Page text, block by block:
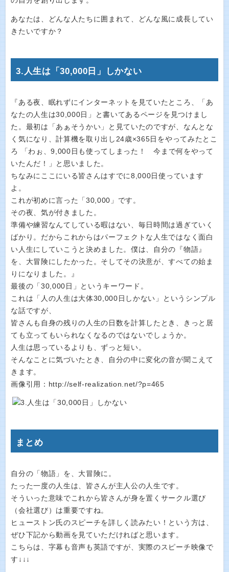
あなたは、どんな人たちに囲まれて、どんな風に成長してい
きたいですか？
3.人生は「30,000日」しかない
『ある夜、眠れずにインターネットを見ていたところ、「あ
なたの人生は30,000日」と書いてあるページを見つけまし
た。最初は「あぁそうかい」と見ていたのですが、なんとな
く気になり、計算機を取り出し24歳×365日をやってみたとこ
ろ 「わぉ、9,000日も使ってしまった！ 今まで何をやって
いたんだ！」と思いました。
ちなみにここにいる皆さんはすでに8,000日使っています
よ。
これが初めに言った「30,000」です。
その夜、気が付きました。
準備や練習なんてしている暇はない、毎日時間は過ぎていく
ばかり。だからこれからはパーフェクトな人生ではなく面白
い人生にしていこうと決めました。僕は、自分の『物語』
を、大冒険にしたかった。そしてその決意が、すべての始ま
りになりました。』
最後の「30,000日」というキーワード。
これは「人の人生は大体30,000日しかない」というシンプル
な話ですが、
皆さんも自身の残りの人生の日数を計算したとき、きっと居
ても立ってもいられなくなるのではないでしょうか。
人生は思っているよりも、ずっと短い。
そんなことに気づいたとき、自分の中に変化の音が聞こえて
きます。
画像引用：http://self-realization.net/?p=465
まとめ
自分の「物語」を、大冒険に。
たった一度の人生は、皆さんが主人公の人生です。
そういった意味でこれから皆さんが身を置くサークル選び
（会社選び）は重要ですね。
ヒューストン氏のスピーチを詳しく読みたい！という方は、
ぜひ下記から動画を見ていただければと思います。
こちらは、字幕も音声も英語ですが、実際のスピーチ映像で
す↓↓↓